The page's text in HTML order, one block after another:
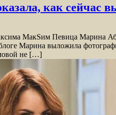
как сейчас
МакSим Певица Марина
Марина выложила
не […]